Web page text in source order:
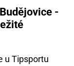
-
u Tipsportu